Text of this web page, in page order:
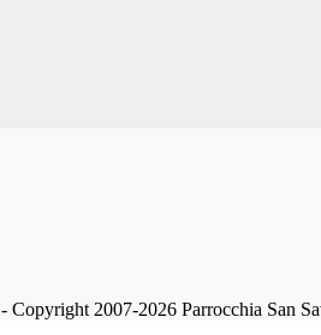
- Copyright 2007-2026 Parrocchia San